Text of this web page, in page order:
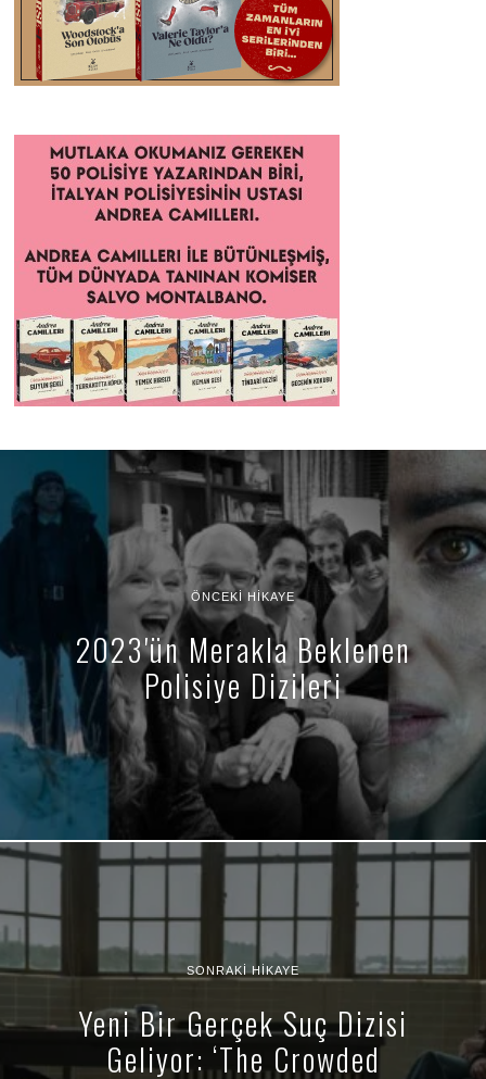
ÖNCEKI HIKAYE
2023'ün Merakla Beklenen
Polisiye Dizileri
SONRAKI HIKAYE
Yeni Bir Gerçek Suç Dizisi
Geliyor: ‘The Crowded